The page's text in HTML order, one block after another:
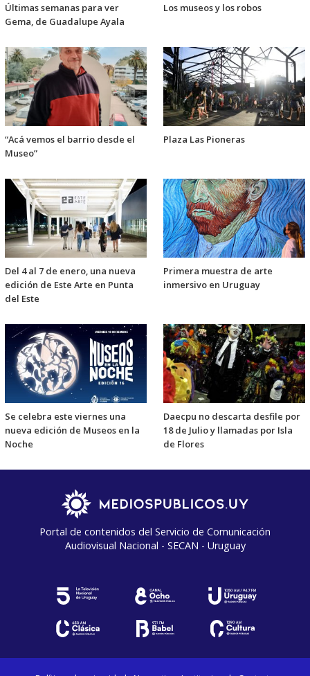
Últimas semanas para ver
Gema, de Guadalupe Ayala
Los museos y los robos
“Acá vemos el barrio desde el
Museo”
Plaza Las Pioneras
Del 4 al 7 de enero, una nueva
edición de Este Arte en Punta
del Este
Primera muestra de arte
inmersivo en Uruguay
Se celebra este viernes una
nueva edición de Museos en la
Noche
Daecpu no descarta desfile por
18 de Julio y llamadas por Isla
de Flores
Portal de contenidos del Servicio de Comunicación
Audiovisual Nacional - SECAN - Uruguay